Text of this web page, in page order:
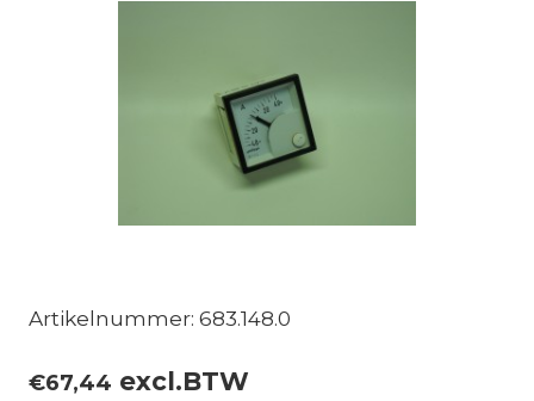
Artikelnummer: 683.148.0
€67,44 excl.BTW